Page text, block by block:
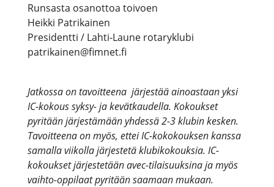
Runsasta osanottoa toivoen
Heikki Patrikainen
Presidentti / Lahti-Laune rotaryklubi
patrikainen@fimnet.fi
Jatkossa on tavoitteena järjestää ainoastaan yksi
IC-kokous syksy- ja kevätkaudella. Kokoukset
pyritään järjestämään yhdessä 2-3 klubin kesken.
Tavoitteena on myös, ettei IC-kokokouksen kanssa
samalla viikolla järjestetä klubikokouksia. IC-
kokoukset järjestetään avec-tilaisuuksina ja myös
vaihto-oppilaat pyritään saamaan mukaan.